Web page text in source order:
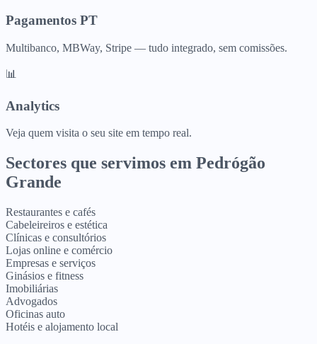
Pagamentos PT
Multibanco, MBWay, Stripe — tudo integrado, sem comissões.
📊
Analytics
Veja quem visita o seu site em tempo real.
Sectores que servimos em Pedrógão
Grande
Restaurantes e cafés
Cabeleireiros e estética
Clínicas e consultórios
Lojas online e comércio
Empresas e serviços
Ginásios e fitness
Imobiliárias
Advogados
Oficinas auto
Hotéis e alojamento local